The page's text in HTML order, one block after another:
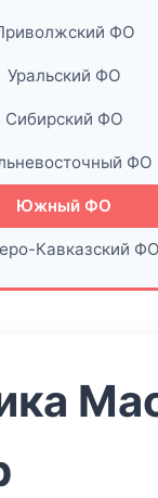
ФО
Уральский ФО
Сибирский ФО
ФО
Южный ФО
Кавказский ФО